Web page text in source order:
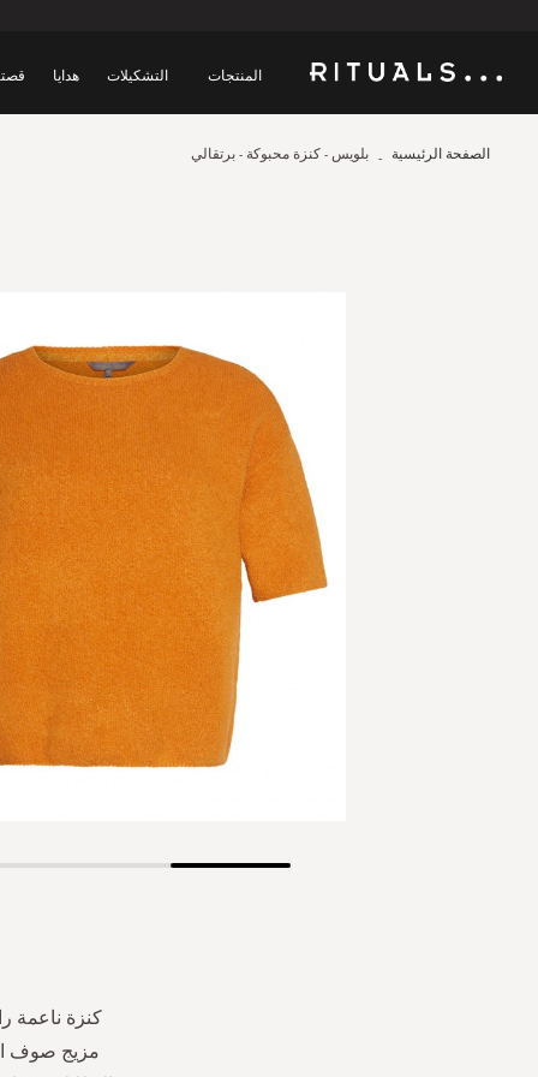
المنتجات التشكيلات هدايا
الصفحة الرئيسية بلويس - كنزة محبوكة - برتقالي
كنزة ناعمة
مزيج صوف